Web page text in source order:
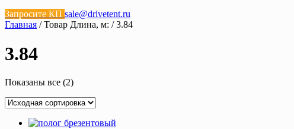
Запросите КП sale@drivetent.ru
Главная / Товар Длина, м: / 3.84
3.84
Показаны все (2)